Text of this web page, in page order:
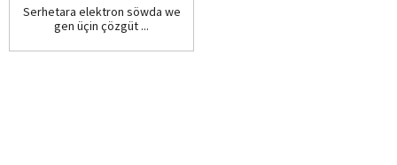
Serhetara elektron söwda we
gen üçin çözgüt ...